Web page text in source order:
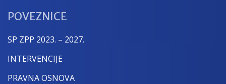
POVEZNICE
SP ZPP 2023. – 2027.
INTERVENCIJE
PRAVNA OSNOVA